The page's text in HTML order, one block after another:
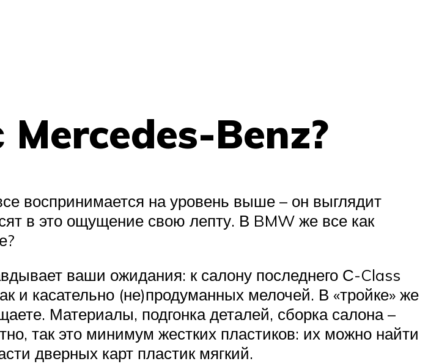
Benz?
воспринимается на уровень выше – он выглядит
в это ощущение свою лепту. В BMW же все как
ваши ожидания: к салону последнего С-Class
и касательно (не)продуманных мелочей. В «тройке» же
Материалы, подгонка деталей, сборка салона –
так это минимум жестких пластиков: их можно найти
дверных карт пластик мягкий.